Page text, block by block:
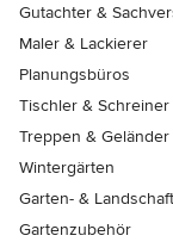
Gutachter &
Maler & Lackierer
Planungsbüros
Tischler & Schreiner
Treppen & Geländer
Wintergärten
Garten- &
Gartenzubehör